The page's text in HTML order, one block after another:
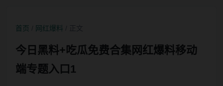
首页 网红爆料
今日黑料+吃瓜免费合集网红爆料移动
端专题入口1